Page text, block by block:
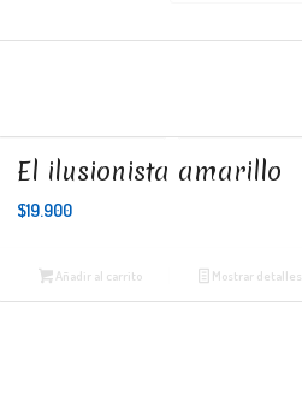
El ilusionista amarillo
$19.900
Añadir al carrito Mostrar detalles